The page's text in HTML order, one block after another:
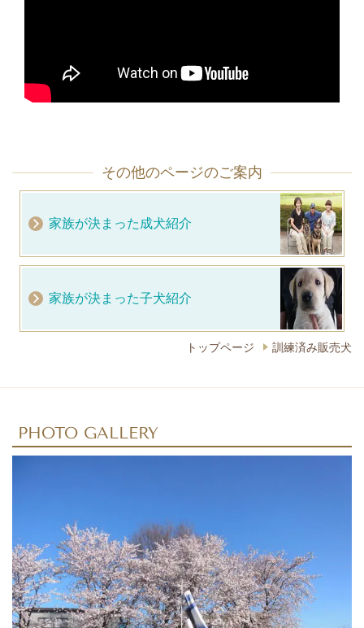
その他のページのご案内
家族が決まった成犬紹介
家族が決まった子犬紹介
トップページ 訓練済み販売犬
PHOTO GALLERY